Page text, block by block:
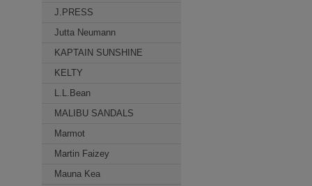
J.PRESS
Jutta Neumann
KAPTAIN SUNSHINE
KELTY
L.L.Bean
MALIBU SANDALS
Marmot
Martin Faizey
Mauna Kea